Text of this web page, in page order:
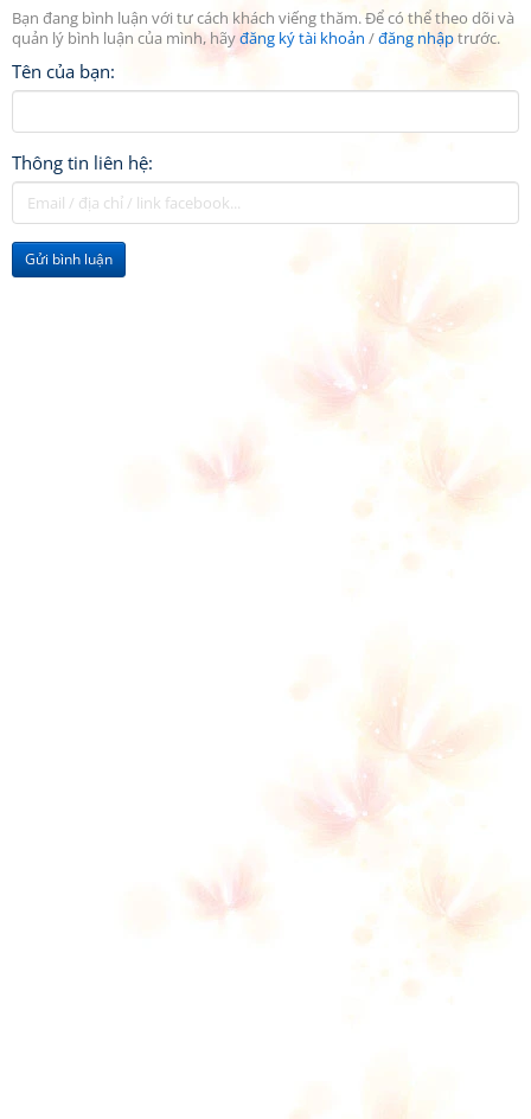
Bạn đang bình luận với tư cách khách viếng thăm. Để có thể theo dõi và
quản lý bình luận của mình, hãyđăng ký tài khoản /đăng nhậptrước.
Tên của bạn:
Thông tin liên hệ:
Gửi bình luận